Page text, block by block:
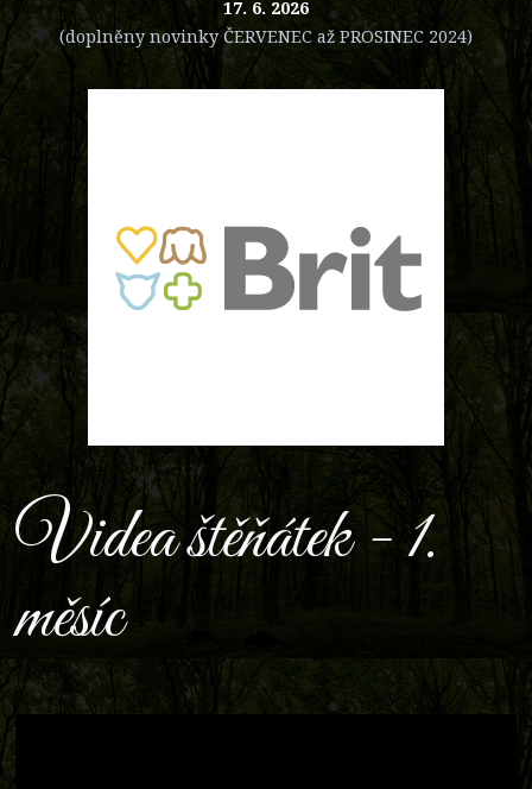
17. 6. 2026
(doplněny novinky ČERVENEC až PROSINEC 2024)
Videa štěňátek - 1.
měsíc